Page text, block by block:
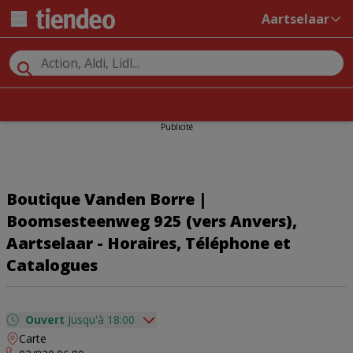
Aartselaar
Publicité
Boutique Vanden Borre |
Boomsesteenweg 925 (vers Anvers),
Aartselaar - Horaires, Téléphone et
Catalogues
Ouvert Jusqu'à 18:00
dimanche
Carte